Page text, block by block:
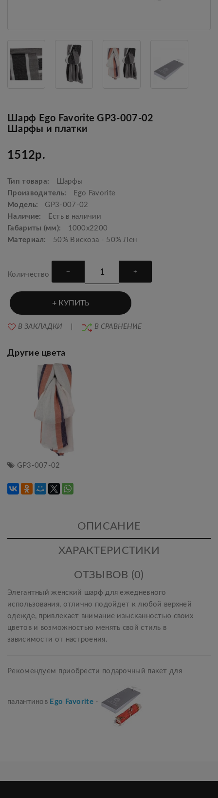
Шарф Ego Favorite GP3-007-02
Шарфы и платки
1512р.
Тип товара:
Шарфы
Производитель:
Ego Favorite
Модель:
GP3-007-02
Наличие:
Есть в наличии
Габариты (мм):
1000x2200
Материал:
50% Вискоза - 50% Лен
Количество
КУПИТЬ
В ЗАКЛАДКИ В СРАВНЕНИЕ
Другие цвета
GP3-007-02
ОПИСАНИЕ
ХАРАКТЕРИСТИКИ
ОТЗЫВОВ (0)
Элегантный женский шарф для ежедневного
использования, отлично подойдет к любой верхней
одежде, привлекает внимание изысканностью своих
цветов и возможностью менять свой стиль в
зависимости от настроения.
Рекомендуем приобрести подарочный пакет для
палантинов Ego Favorite-